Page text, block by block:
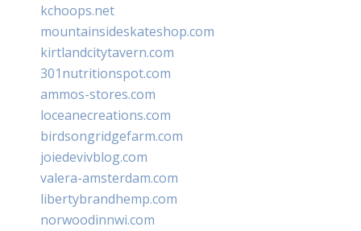
kchoops.net
mountainsideskateshop.com
kirtlandcitytavern.com
301nutritionspot.com
ammos-stores.com
loceanecreations.com
birdsongridgefarm.com
joiedevivblog.com
valera-amsterdam.com
libertybrandhemp.com
norwoodinnwi.com